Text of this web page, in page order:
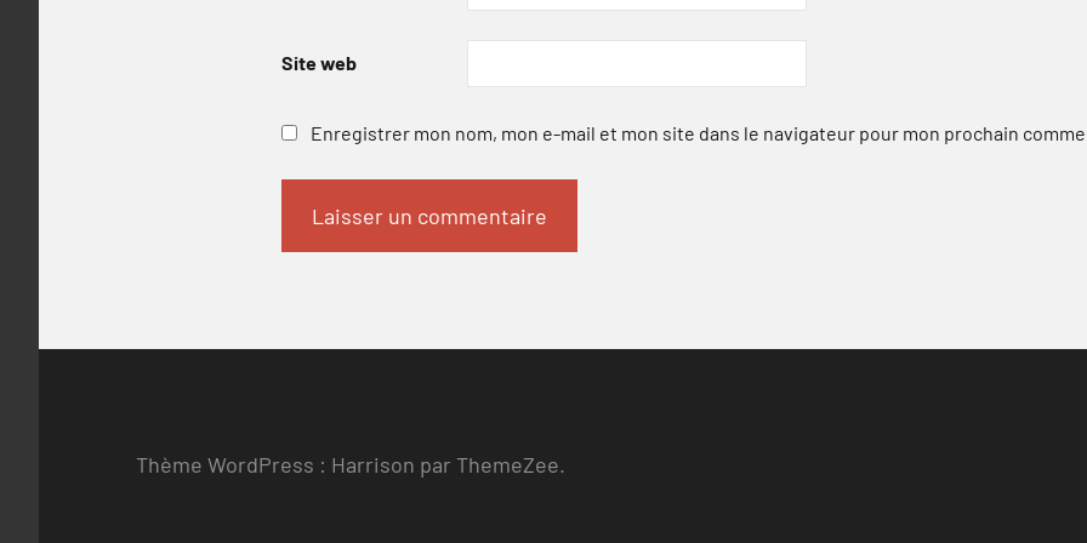
Site web
Enregistrer mon nom, mon e-mail et mon site dans le navigateur pour mon prochain
Thème WordPress : Harrison par ThemeZee.